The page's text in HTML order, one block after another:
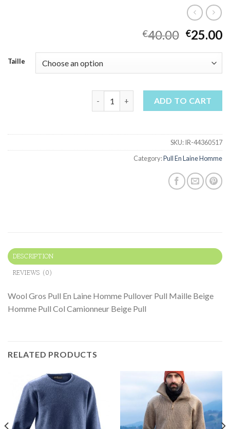
€40.00 €25.00
Taille
pull en laine homme quantity
ADD TO CART
SKU:IR-44360517
Category:Pull En Laine Homme
DESCRIPTION
REVIEWS (0)
Wool Gros Pull En Laine Homme Pullover Pull Maille Beige
Homme Pull Col Camionneur Beige Pull
RELATED PRODUCTS